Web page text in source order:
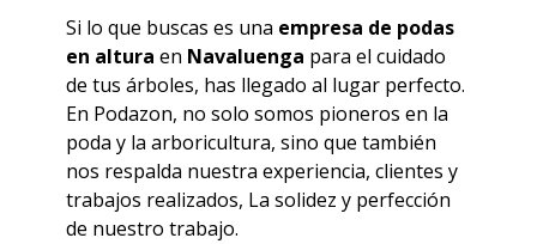
Si lo que buscas es una empresa de podas
en altura en Navaluenga para el cuidado
de tus árboles, has llegado al lugar perfecto.
En Podazon, no solo somos pioneros en la
poda y la arboricultura, sino que también
nos respalda nuestra experiencia, clientes y
trabajos realizados, La solidez y perfección
de nuestro trabajo.